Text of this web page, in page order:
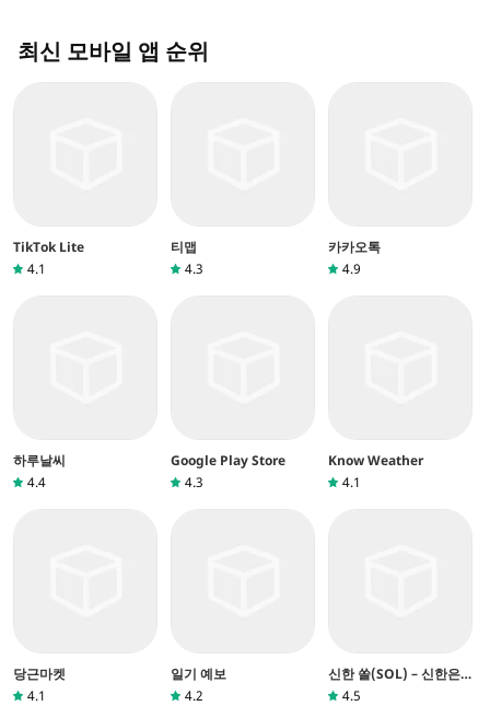
최신 모바일 앱 순위
TikTok Lite
4.1
티맵
4.3
카카오톡
4.9
하루날씨
4.4
Google Play Store
4.3
Know Weather
4.1
당근마켓
4.1
일기 예보
4.2
신한 쏠(SOL) – 신한은
행 스마트폰뱅킹
4.5